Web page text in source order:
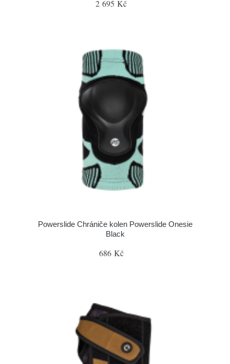
2 695 Kč
Powerslide Chrániče kolen Powerslide Onesie
Black
686 Kč